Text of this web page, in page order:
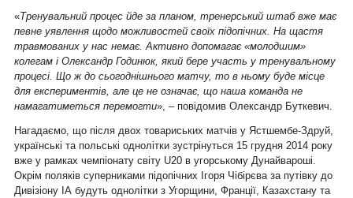
«Тренувальний процес йде за планом, тренерський штаб вже має
певне уявлення щодо можливостей своїх підопічних. На щастя
травмованих у нас немає. Активно допомагає «молодшим»
колегам і Олександр Годинюк, який бере участь у тренувальному
процесі. Що ж до сьогоднішнього матчу, то в ньому буде місце
для експериментів, але це не означає, що наша команда не
намагатиметься перемогти», – повідомив Олександр Буткевич.
Нагадаємо, що після двох товариських матчів у Ястшембе-Здруй,
українські та польські однолітки зустрінуться 15 грудня 2014 року
вже у рамках чемпіонату світу U20 в угорському Дунайвароші.
Окрім поляків суперниками підопічних Ігоря Чібірєва за путівку до
Дивізіону ІА будуть однолітки з Угорщини, Франції, Казахстану та